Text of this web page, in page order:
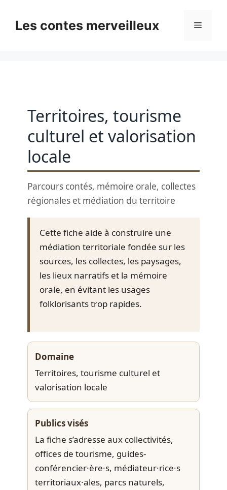
contentLes contes merveilleux Menu
Territoires, tourisme
culturel et valorisation
locale
Parcours contés, mémoire orale, collectes
régionales et médiation du territoire
Cette fiche aide à construire une
médiation territoriale fondée sur les
sources, les collectes, les paysages,
les lieux narratifs et la mémoire
orale, en évitant les usages
folklorisants trop rapides.
Domaine
Territoires, tourisme culturel et
valorisation locale
Publics visés
La fiche s’adresse aux collectivités,
offices de tourisme, guides-
conférencier·ère·s, médiateur·rice·s
territoriaux·ales, parcs naturels,